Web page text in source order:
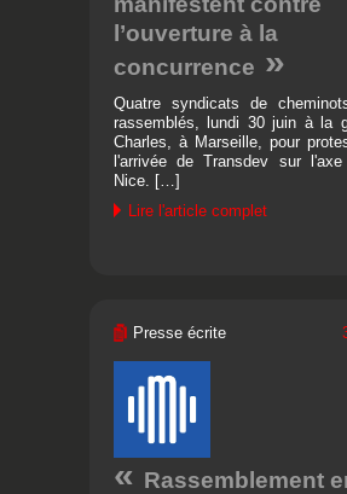
l’ouverture à la
concurrence
Quatre syndicats de
rassemblés, lundi 30 juin à la
Charles, à Marseille, pour
l'arrivée de Transdev sur l'axe
Nice. […]
Lire l'article complet
Presse écrite
Rassemblement